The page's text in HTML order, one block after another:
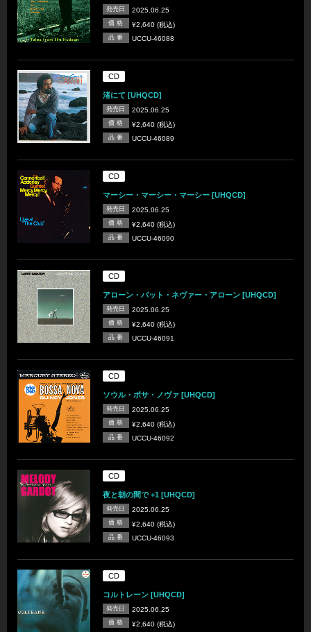
発売日 2025.06.25
価 格 ¥2,640 (税込)
品 番 UCCU-46088
CD
渚にて [UHQCD]
発売日 2025.06.25
価 格 ¥2,640 (税込)
品 番 UCCU-46089
CD
マーシー・マーシー・マーシー [UHQCD]
発売日 2025.06.25
価 格 ¥2,640 (税込)
品 番 UCCU-46090
CD
アローン・バット・ネヴァー・アローン [UHQCD]
発売日 2025.06.25
価 格 ¥2,640 (税込)
品 番 UCCU-46091
CD
ソウル・ボサ・ノヴァ [UHQCD]
発売日 2025.06.25
価 格 ¥2,640 (税込)
品 番 UCCU-46092
CD
夜と朝の間で +1 [UHQCD]
発売日 2025.06.25
価 格 ¥2,640 (税込)
品 番 UCCU-46093
CD
コルトレーン [UHQCD]
発売日 2025.06.25
価 格 ¥2,640 (税込)